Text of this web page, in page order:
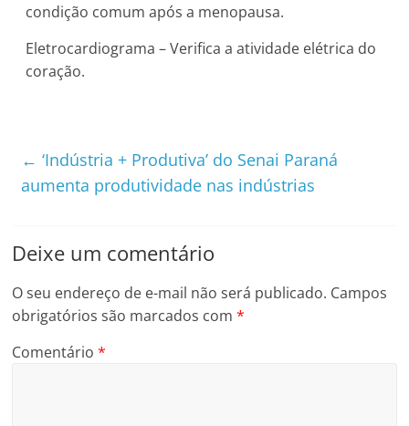
condição comum após a menopausa.
Eletrocardiograma – Verifica a atividade elétrica do
coração.
← ‘Indústria + Produtiva’ do Senai Paraná
aumenta produtividade nas indústrias
Deixe um comentário
O seu endereço de e-mail não será publicado. Campos
obrigatórios são marcados com*
Comentário*